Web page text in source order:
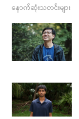
c
e
b
o
k
s
t
a
g
a
m
s
နောက်ဆုံးသတင်းများ